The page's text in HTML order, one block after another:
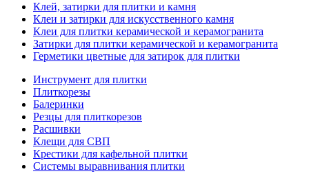
Клей, затирки для плитки и камня
Клеи и затирки для искусственного камня
Клеи для плитки керамической и керамогранита
Затирки для плитки керамической и керамогранита
Герметики цветные для затирок для плитки
Инструмент для плитки
Плиткорезы
Балеринки
Резцы для плиткорезов
Расшивки
Клещи для СВП
Крестики для кафельной плитки
Системы выравнивания плитки